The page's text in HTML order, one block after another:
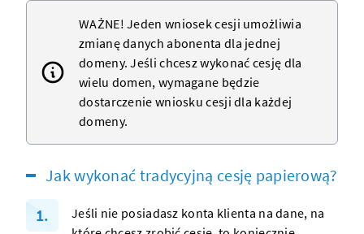
WAŻNE! Jeden wniosek cesji umożliwia
zmianę danych abonenta dla jednej
domeny. Jeśli chcesz wykonać cesję dla
wielu domen, wymagane będzie
dostarczenie wniosku cesji dla każdej
domeny.
Jak wykonać tradycyjną cesję papierową?
Jeśli nie posiadasz konta klienta na dane, na